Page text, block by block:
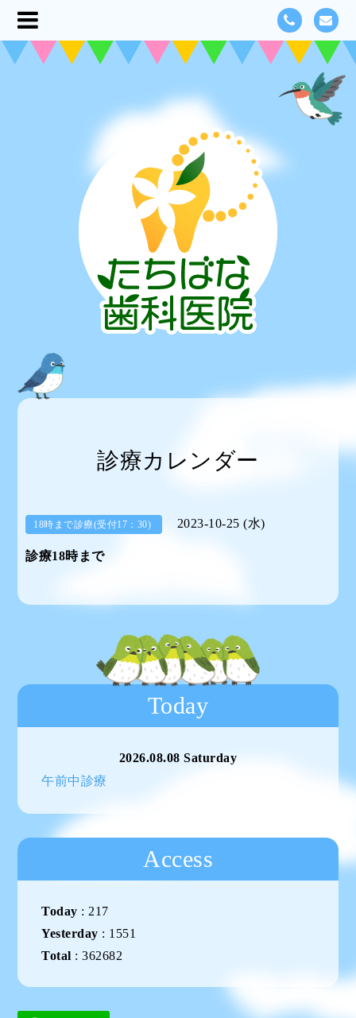
診療カレンダー
18時まで診療(受付17：30) 2023-10-25 (水)
診療18時まで
Today
2026.08.08 Saturday
午前中診療
Access
Today : 217
Yesterday : 1551
Total :362682